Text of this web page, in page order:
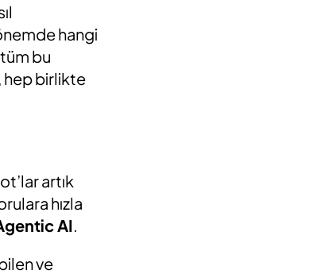
hangi
bu
hep birlikte
artık
hızla
AI.
ve